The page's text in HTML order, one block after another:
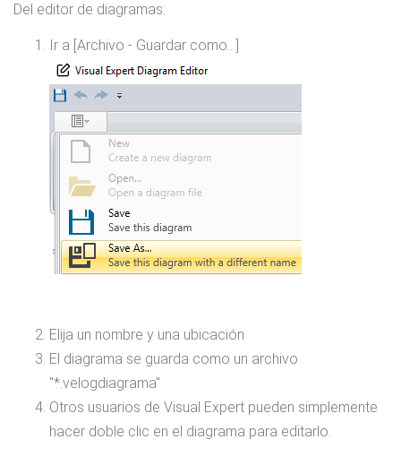
Del editor de diagramas:
Ir a [Archivo - Guardar como...]
Elija un nombre y una ubicación
El diagrama se guarda como un archivo
"*.velogdiagrama"
Otros usuarios de Visual Expert pueden simplemente
hacer doble clic en el diagrama para editarlo.